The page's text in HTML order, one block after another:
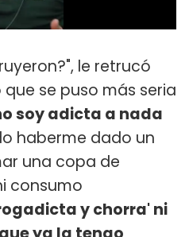
le retrucó
se puso más seria
soy adicta a nada
haberme dado un
una copa de
consumo
y chorra' ni